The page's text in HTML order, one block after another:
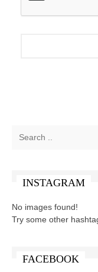
INSTAGRAM
No images found!
Try some other
FACEBOOK